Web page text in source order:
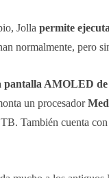
Jolla permite
normalmente, pero
pantalla AMOLED de
un procesador
También cuenta